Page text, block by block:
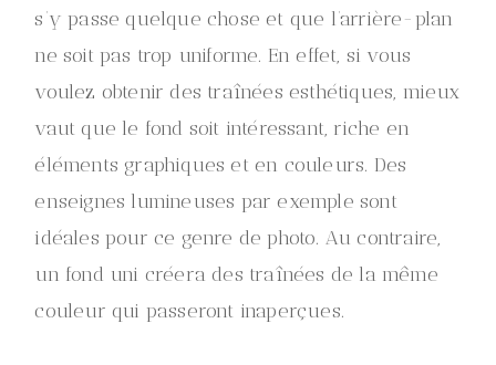
s’y passe quelque chose et que l’arrière-plan
ne soit pas trop uniforme. En effet, si vous
voulez obtenir des traînées esthétiques, mieux
vaut que le fond soit intéressant, riche en
éléments graphiques et en couleurs. Des
enseignes lumineuses par exemple sont
idéales pour ce genre de photo. Au contraire,
un fond uni créera des traînées de la même
couleur qui passeront inaperçues.